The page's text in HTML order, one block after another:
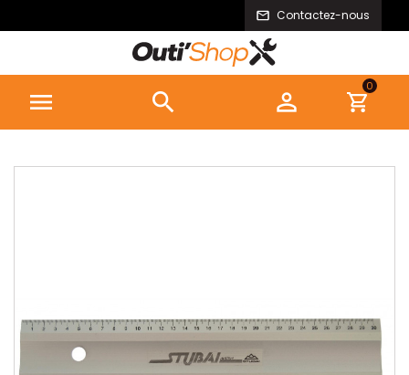
Contactez-nous
  
0